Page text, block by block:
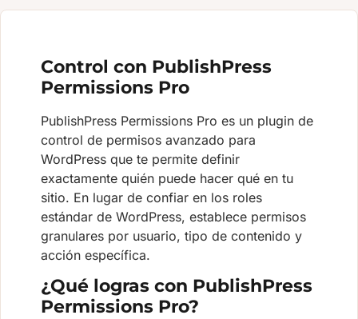
Control con PublishPress
Permissions Pro
PublishPress Permissions Pro es un plugin de
control de permisos avanzado para
WordPress que te permite definir
exactamente quién puede hacer qué en tu
sitio. En lugar de confiar en los roles
estándar de WordPress, establece permisos
granulares por usuario, tipo de contenido y
acción específica.
¿Qué logras con PublishPress
Permissions Pro?